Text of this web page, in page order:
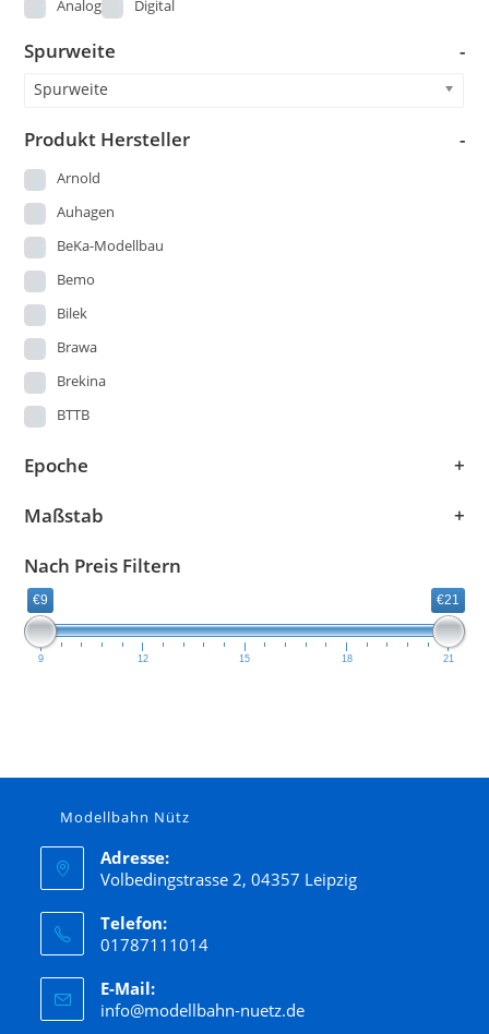
Märklin 00
Piko DDR Produktion vor 1973
Spielzeug DDR
Straßenbahn
US-Modelle
Wagen
Analog Digital
Spurweite -
Spurweite
Produkt Hersteller -
Arnold
Auhagen
BeKa-Modellbau
Bemo
Bilek
Brawa
Brekina
BTTB
Easy -Model
Faller
Heller
Herpa
Herr
Herrmann &Partner Straßenbahnmodelle
Hornby
Jägerndorfer
Kato
Epoche
+
Maßstab
+
Nach Preis Filtern
€9 €21
9 12 15 18 21
Modellbahn Nütz
Adresse:
Volbedingstrasse 2, 04357 Leipzig
Telefon:
01787111014
E-Mail:
info@modellbahn-nuetz.de